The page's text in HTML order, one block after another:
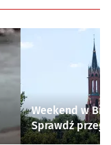
Weekend w
Sprawdź